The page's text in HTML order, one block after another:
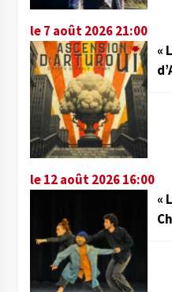
le 7 août 2026 21:00
«
le 12 août 2026 16:00
«